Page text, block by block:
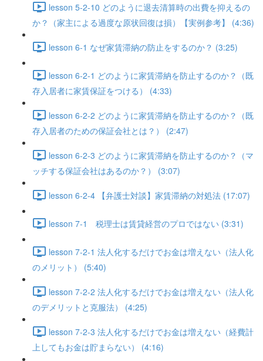
lesson 5-2-10 どのように退去清算時の出費を抑えるの
か？（家主による過度な原状回復は損）【実例参考】 (4:36)
lesson 6-1 なぜ家賃滞納の防止をするのか？ (3:25)
lesson 6-2-1 どのように家賃滞納を防止するのか？（既
存入居者に家賃保証をつける） (4:33)
lesson 6-2-2 どのように家賃滞納を防止するのか？（既
存入居者のための保証会社とは？） (2:47)
lesson 6-2-3 どのように家賃滞納を防止するのか？（マ
ッチする保証会社はあるのか？） (3:07)
lesson 6-2-4 【弁護士対談】家賃滞納の対処法 (17:07)
lesson 7-1 税理士は賃貸経営のプロではない (3:31)
lesson 7-2-1 法人化するだけでお金は増えない（法人化
のメリット） (5:40)
lesson 7-2-2 法人化するだけでお金は増えない（法人化
のデメリットと克服法） (4:25)
lesson 7-2-3 法人化するだけでお金は増えない（経費計
上してもお金は貯まらない） (4:16)